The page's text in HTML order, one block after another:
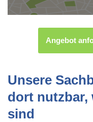
Angebot
Unsere
dort nutzbar,
sind